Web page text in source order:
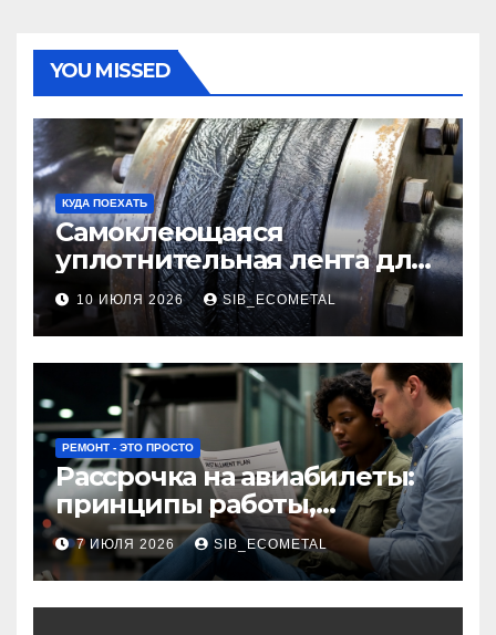
YOU MISSED
КУДА ПОЕХАТЬ
Самоклеющаяся
уплотнительная лента для
огнезащиты фланцевых
соединений
10 ИЮЛЯ 2026 SIB_ECOMETAL
РЕМОНТ - ЭТО ПРОСТО
Рассрочка на авиабилеты:
принципы работы,
требования и
потенциальные риски
7 ИЮЛЯ 2026 SIB_ECOMETAL